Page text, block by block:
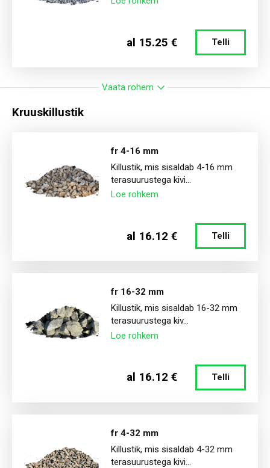
al 15.25 € Telli
Vaata rohem
Kruuskillustik
fr 4-16 mm
Killustik, mis sisaldab 4-16 mm
terasuurustega kivi...
Loe rohkem
al 16.12 € Telli
fr 16-32 mm
Killustik, mis sisaldab 16-32 mm
terasuurustega kiv...
Loe rohkem
al 16.12 € Telli
fr 4-32 mm
Killustik, mis sisaldab 4-32 mm
terasuurustega kivi...